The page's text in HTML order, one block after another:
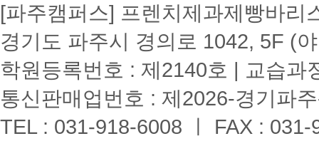
[파주캠퍼스] 프렌치제과제빵바리
경기도 파주시 경의로 1042, 5F (
학원등록번호 : 제2140호 | 교습과
통신판매업번호 : 제2026-경기파
TEL : 031-918-6008 ㅣ FAX :